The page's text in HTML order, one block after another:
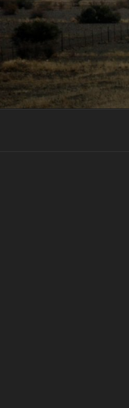
Zum
Inhalt
springen